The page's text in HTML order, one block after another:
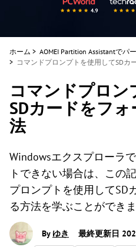
ホーム > AOMEI Partition Assistantでパ
> コマンドプロンプトを使用してSDカ
コマンドプロン
SDカードをフ
法
Windowsエクスプローラ
トできない場合は、この
プロンプトを使用してSD
る方法を学ぶことができま
By ゆき
最終更新日